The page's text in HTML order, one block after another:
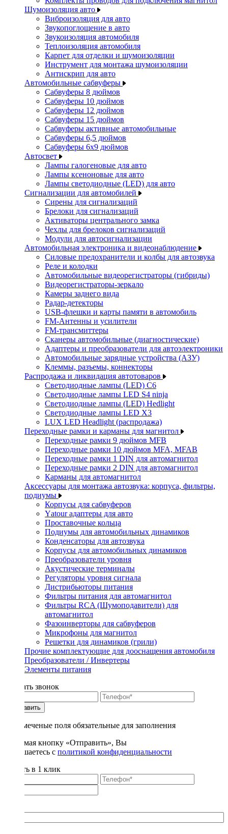
Шумоизоляция авто
Виброизоляция для авто
Звукопоглощение в авто
Звукоизоляция автомобиля
Теплоизоляция автомобиля
Карпет для отделки и шумоизоляции
Инструмент для монтажа шумоизоляции
Антискрип для авто
Автомобильные сабвуферы
Сабвуферы 8 дюймов
Сабвуферы 10 дюймов
Сабвуферы 12 дюймов
Сабвуферы 15 дюймов
Сабвуферы активные автомобильные
Сабвуферы 6,5 дюймов
Сабвуферы 6x9 дюймов
Автосвет
Лампы галогеновые для авто
Лампы ксеноновые для авто
Лампы светодиодные (LED) для авто
Сигнализации для автомобилей
Сирены для сигнализаций
Брелоки для сигнализаций
Активаторы центрального замка
Чехлы для брелоков сигнализаций
Модули для автосигнализации
Автомобильная электроника и видеонаблюдение
Силовые предохранители и колбы для автозвука
Реле и колодки
Автомобильные видеорегистраторы (гибриды)
Видеорегистраторы-зеркало
Камеры заднего вида
Радар-детекторы
USB-флешки и карты памяти в автомобиль
FM-Антенны и усилители
FM-трансмиттеры
Сканеры автомобильные (диагностические)
Адаптеры и преобразователи для автоэлектроники
Автомобильные зарядные устройства (АЗУ)
Клеммы, разъемы, коннекторы
Распродажа и ликвидация автотоваров
Светодиодные лампы (LED) C6
Светодиодные лампы LED S4 ninja
Светодиодные лампы (LED) Hedlight
Светодиодные лампы LED X3
LUX LED Headlight (распродажа)
Переходные рамки и карманы для магнитол
Переходные рамки 9 дюймов MFB
Переходные рамки 10 дюймов MFA, MFAB
Переходные рамки 1 DIN для автомагнитол
Переходные рамки 2 DIN для автомагнитол
Карманы для автомагнитол
Аксессуары для монтажа автозвука: корпуса, фильтры,
подиумы
Корпусы для сабвуферов
Yаtour адаптеры для авто
Проставочные кольца
Подиумы для автомобильных динамиков
Конденсаторы для автозвука
Корпусы для автомобильных динамиков
Преобразователи уровня
Акустические терминалы
Регуляторы уровня сигнала
Дистрибьюторы питания
Фильтры питания для автомагнитол
Фильтры RCA (Шумоподавители) для
автомагнитол
Фазоинверторы для сабвуферов
Микрофоны для магнитол
Решетки для динамиков (грили)
Прочие комплектующие для дооснащения автомобиля
Преобразователи / Инвертеры
Элементы питания
Заказать звонок
Отправить
* - отмеченые поля обязательные для заполнения
Нажимая кнопку «Отправить», Вы
соглашаетесь с политикой конфиденциальности
Купить в 1 клик